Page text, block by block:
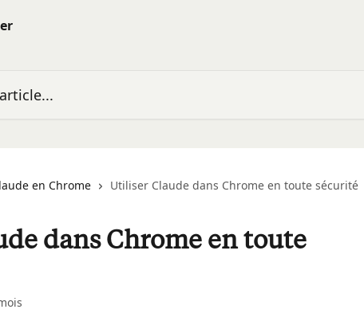
en Chrome Utiliser Claude dans Chrome en toute sécurité
dans Chrome en toute